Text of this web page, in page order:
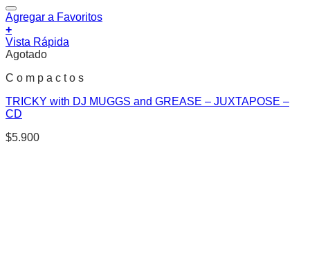
Agregar a Favoritos
+
Vista Rápida
Agotado
C o m p a c t o s
TRICKY with DJ MUGGS and GREASE – JUXTAPOSE –
CD
$5.900